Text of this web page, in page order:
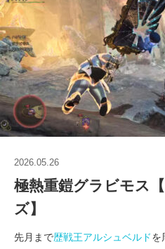
2026.05.26
極熱重鎧グラビモス
ズ】
先月まで歴戦王アルシュベルドを